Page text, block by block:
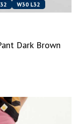
W30 L32
Dark Brown